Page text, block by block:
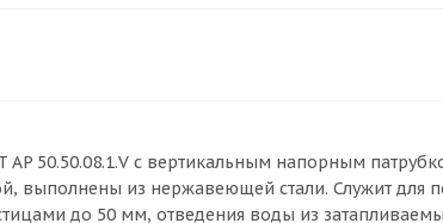
50.50.08.1.V с вертикальным напорным
выполнены из нержавеющей стали. Служит для
до 50 мм, отведения воды из